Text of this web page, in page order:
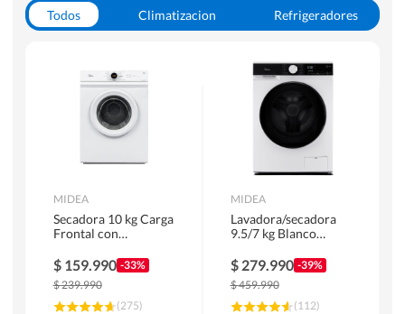
Todos Climatizacion
Refrigeradores
Otros
MIDEA
Secadora 10 kg Carga
Frontal con
MD100A100/W2
$ 159.990 -33%
$239.990
(275)
MIDEA
Lavadora/secadora
9.5/7 kg Blanco
$ 279.990 -39%
$459.990
(112)